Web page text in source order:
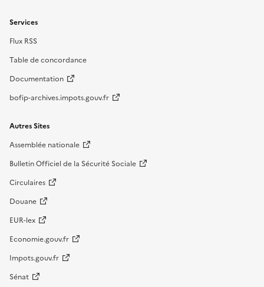
Services
Flux RSS
Table de concordance
Documentation
bofip-archives.impots.gouv.fr
Autres Sites
Assemblée nationale
Bulletin Officiel de la Sécurité Sociale
Circulaires
Douane
EUR-lex
Economie.gouv.fr
Impots.gouv.fr
Sénat